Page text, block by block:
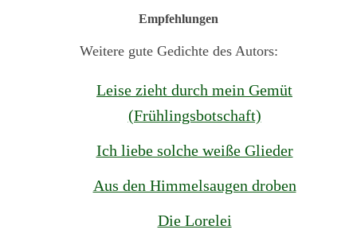
Empfehlungen
Weitere gute Gedichte des Autors:
Leise zieht durch mein Gemüt
(Frühlingsbotschaft)
Ich liebe solche weiße Glieder
Aus den Himmelsaugen droben
Die Lorelei